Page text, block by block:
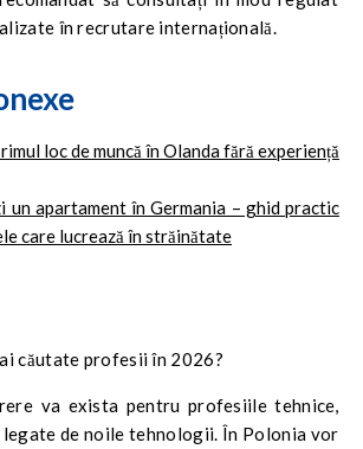
în recrutare internațională.
loc de muncă în Olanda fără experiență
un apartament în Germania – ghid practic
care lucrează în străinătate
căutate profesii în 2026?
va exista pentru profesiile tehnice,
de noile tehnologii. În Polonia vor